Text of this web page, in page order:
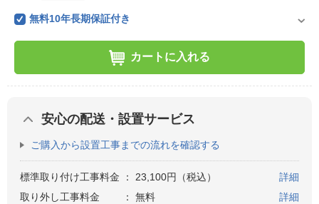
無料10年長期保証付き
カートに入れる
安心の配送・設置サービス
ご購入から設置工事までの流れを確認する
標準取り付け工事料金 ： 23,100円（税込）
詳細
取り外し工事料金
： 無料 詳細